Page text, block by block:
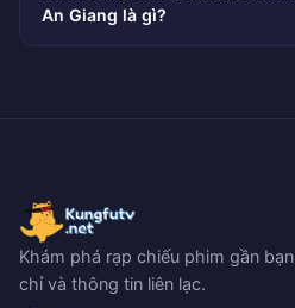
An Giang là gì?
Khám phá rạp chiếu phim gần
chỉ và thông tin liên lạc.